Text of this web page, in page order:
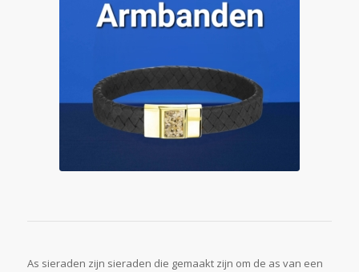
As sieraden zijn sieraden die gemaakt zijn om de as van een